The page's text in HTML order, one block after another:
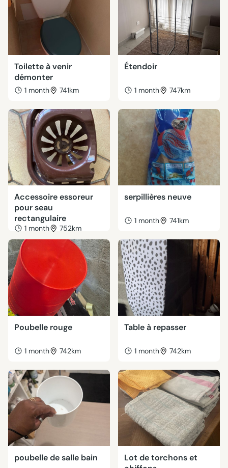
Toilette à venir
démonter
1 month 741km
Étendoir
1 month 747km
Accessoire essoreur
pour seau
rectangulaire
1 month 752km
serpillières neuve
1 month 741km
Poubelle rouge
1 month 742km
Table à repasser
1 month 742km
poubelle de salle bain
Lot de torchons et